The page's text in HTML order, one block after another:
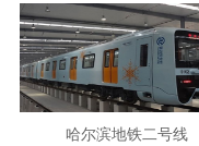
哈尔滨地铁二号线